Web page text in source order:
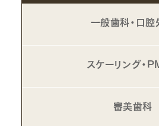
一般歯科・口腔
スケーリング・
審美歯科